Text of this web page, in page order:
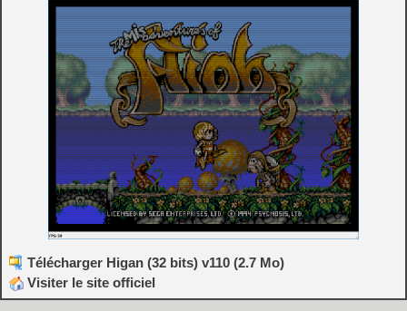
Télécharger Higan (32 bits) v110 (2.7 Mo)
Visiter le site officiel